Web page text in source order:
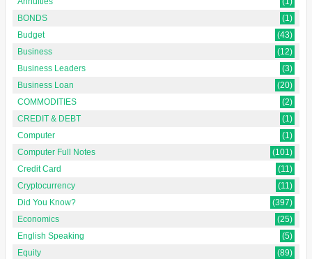
BONDS
(1)
Budget
(43)
Business
(12)
Business Leaders
(3)
Business Loan
(20)
COMMODITIES
(2)
CREDIT & DEBT
(1)
Computer
(1)
Computer Full Notes
(101)
Credit Card
(11)
Cryptocurrency
(11)
Did You Know?
(397)
Economics
(25)
English Speaking
(5)
Equity
(89)